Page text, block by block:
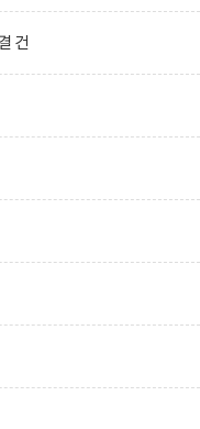
건